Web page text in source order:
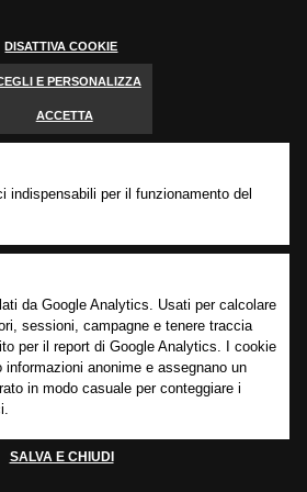
DISATTIVA COOKIE
E PERSONALIZZA
ACCETTA
indispensabili per il funzionamento del
da Google Analytics. Usati per calcolare
sessioni, campagne e tenere traccia
per il report di Google Analytics. I cookie
informazioni anonime e assegnano un
in modo casuale per conteggiare i
SALVA E CHIUDI
GUARDA TUTTI
il sollevamento e l’ancoraggio dei carichi
i sistemi di sollevamento e ancoraggio dei
e alte prestazioni per tutti i settori
industriali.
policy-Informativa clienti e fornitori